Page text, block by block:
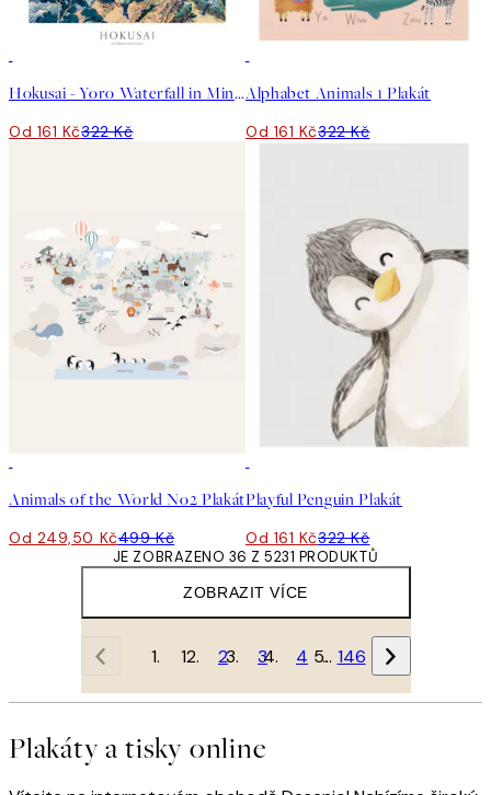
Hokusai - Yoro Waterfall in Mino Province Plakát
Od 161 Kč322 Kč
Alphabet Animals 1 Plakát
Od 161 Kč322 Kč
Animals of the World No2 Plakát
Od 249,50 Kč499 Kč
Playful Penguin Plakát
Od 161 Kč322 Kč
ZOBRAZIT VÍCE
JE ZOBRAZENO 36 Z 5231 PRODUKTŮ
1 2 3 4 … 146
Plakáty a tisky online